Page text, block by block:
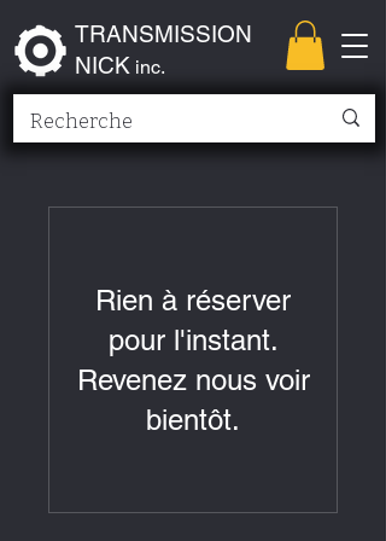
TRANSMISSION
NICK inc.
Rien à réserver
pour l'instant.
Revenez nous voir
bientôt.